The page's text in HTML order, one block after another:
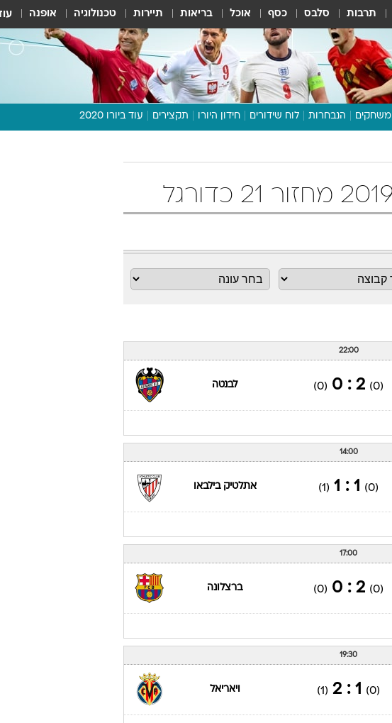
תרבות סלבס כסף אוכל בריאות תיירות טכנולוגיה אופנה
משחקים הנבחרות לוח שידורים חידון היורו תקצירים עוד ביורו 2020
תכנית היורו
22:00
(0)
2 : 0
(0) לבנטה
14:00
(0)
1 : 1
(1) אתלטיק בילבאו
17:00
(0)
2 : 0
(0) ברצלונה
19:30
(0)
1 : 2
(1) ויאריאל